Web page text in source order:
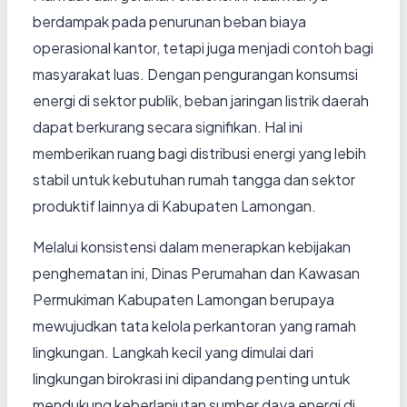
berdampak pada penurunan beban biaya
operasional kantor, tetapi juga menjadi contoh bagi
masyarakat luas. Dengan pengurangan konsumsi
energi di sektor publik, beban jaringan listrik daerah
dapat berkurang secara signifikan. Hal ini
memberikan ruang bagi distribusi energi yang lebih
stabil untuk kebutuhan rumah tangga dan sektor
produktif lainnya di Kabupaten Lamongan.
Melalui konsistensi dalam menerapkan kebijakan
penghematan ini, Dinas Perumahan dan Kawasan
Permukiman Kabupaten Lamongan berupaya
mewujudkan tata kelola perkantoran yang ramah
lingkungan. Langkah kecil yang dimulai dari
lingkungan birokrasi ini dipandang penting untuk